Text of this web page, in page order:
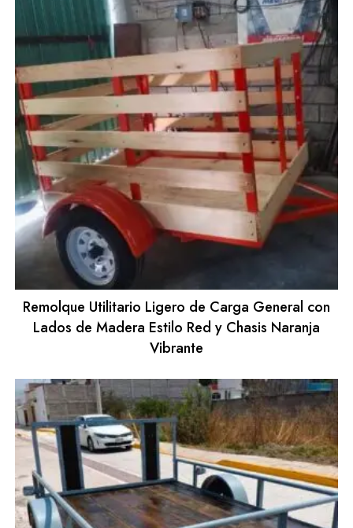
Remolque Utilitario Ligero de Carga General con
Lados de Madera Estilo Red y Chasis Naranja
Vibrante